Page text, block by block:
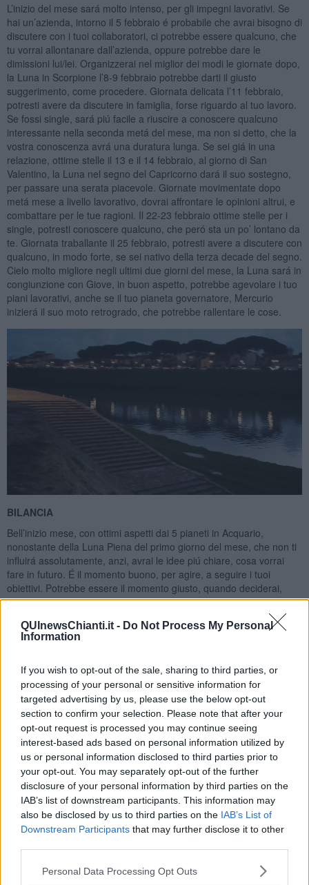
QUInewsChianti.it - Do Not Process My Personal
Information
If you wish to opt-out of the sale, sharing to third parties, or
processing of your personal or sensitive information for
targeted advertising by us, please use the below opt-out
section to confirm your selection. Please note that after your
opt-out request is processed you may continue seeing
interest-based ads based on personal information utilized by
us or personal information disclosed to third parties prior to
your opt-out. You may separately opt-out of the further
disclosure of your personal information by third parties on the
IAB’s list of downstream participants. This information may
also be disclosed by us to third parties on the IAB’s List of
Downstream Participants that may further disclose it to other
Personal Data Processing Opt Outs
L’inizio del mese sará molto intenso, per gli impegni lavorativi. Se
hai un’azienda, intorno il 5 febbraio é probabile che avrai bisogno di
discutere con i tuoi collaboratori, ci potrebbe essere qualcuno, che
tu vorrai allontanare dall’azienda, oppure potrebbe dare le
dimissioni lui/lei. Organizzerai nel miglior dei modi le giornate dopo,
la Luna in Scorpione l’8-9 febbraio potrebbe darti il giusto
suggerimento, come procedere. Giornata delicata l’11 febbraio,
potresti avere da discutere in famiglia, forse riguardo al tuo lavoro.
Se fossi single, sará piú facile a riuscire a conoscere qualcuno
interessante nella seconda metá del mese, ma non si detto, che la
vostra conoscenza avrá una duratura lunga. Se sei giá in una
relazione, ottime stelle il 13 e il 14 febbraio, al giorno di San
Valentino, la Luna nel segno del Capricorno dará il suo sostegno,
per passare una serata piacevole. Giornate movimentate dopo
metá mese a livello lavorativo, dovrai affrontare le opinioni altrui, e
combattare per le tue ragioni. Il 22-23 febbraio ottime stelle per i
single, potresti conoscere qualcuno, che peró sta un po’ lontano da
te. Giornata traballante il 25 febbraio, potresti avere a discutere con
qualcuno, in modo forte, se sei nativo della terza decade del segno.
Cielo molto migliore negli ultimi due giorni del mese, la Luna sará in
congiunzione con Giove, in buon aspetto, potrebbe agevolare i tuo
piani lavorativi, anche se il tuo pianeta governatore, Mercurio
inizierá il suo moto retrogrado, che potrebbe rallentare le cose.
BILANCIA
Bell’inizio mese, con ottimi aspetti dai 5 pianeti in Acquario,
nonostante della Luna Piena del primo giorno del mese, che non ti
influirá assolutamente, anzi, avrai le idee piú chiare, cosa vorrai
fare in futuro. É il momento buono, per agire, a seguire i tuoi
obiettivi. Potrebbe essere il momento giusto, quando deciderai,
cosa vorrai fare con la tua relazione sentimentale, a darla
l’importanza che merita. Tante coppie potrebbero anche pensare
ad un eventuale figlio, per fare una famiglia. Comunque, la vita
sentimentale occuperá il posto principale nei tuoi pensieri,
se sei giá in una relazione, potresti decidere di passare la serata a
casa, alla lume di candela, se fossi single, non esiterai a
confermare una richiesta di uscita da qualcuno, una cenetta in
vicinanza. Una grande decisione prenderai dopo metá mese, a
livello sentimentale. A livello lavorativo dovrebbe essere un periodo
proficuo, con Marte per tutto il mese in buon aspetto. Eventuali
problemi, noie o litigi potresti avere il 20-21 febbraio, ma non di
importanza primaria. Alla metá dell’ultima settimana del mese,
ottimo cielo per te, la Luna in Gemelli sará in buona connessione
con il tuo segno e con altri pianeti. Gli ultimi due giorni del mese
potrebbe venire fuori qualcosa di importante a livello lavorativo.
SCORPIONE
Noioso inizio mese, al primo giorno di febbraio ci sará la Luna
Piena in aspetto per niente gradevole nei tuoi confronti, potresti
sentirti un pochino stressato. Giorni dopo ci sará un miglioramento,